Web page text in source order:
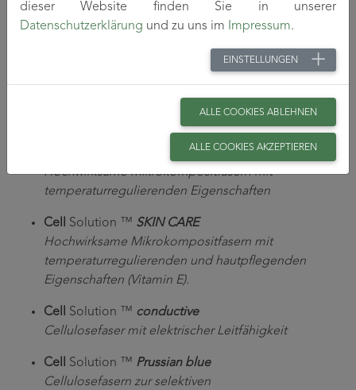
Cell Solution ™
algae control
Cellulosefasern mit Bentoniten zur Phosphatbindung
CellSolution ™bioactive
Antimikrobielle Fasern mit Silber- oder Kupfer-Ionen
als Aktivkomponente (antibakteriell / antiviral)
Hochwirksame Mikrokompositfasern mit
temperaturregulierenden Eigenschaften
Cell Solution ™ SKIN CARE
Hochwirksame Mikrokompositfasern mit
temperaturregulierenden und hautpflegenden
Eigenschaften (Vitamin E).
Cell Solution ™ conductive
Cellulosefaser mit elektrischer Leitfähigkeit
Cell Solution ™ Prussian blue
Cellulosefasern zur selektiven
dieser Website finden Sie in unserer
Datenschutzerklärung und zu uns im Impressum.
EINSTELLUNGEN
ALLE COOKIES ABLEHNEN
ALLE COOKIES AKZEPTIEREN